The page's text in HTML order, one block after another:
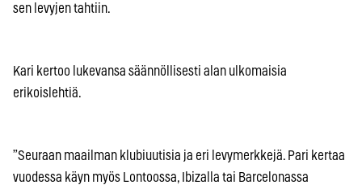
sen levyjen tahtiin.
Kari kertoo lukevansa säännöllisesti alan ulkomaisia
erikoislehtiä.
”Seuraan maailman klubiuutisia ja eri levymerkkejä. Pari kertaa
vuodessa käyn myös Lontoossa, Ibizalla tai Barcelonassa